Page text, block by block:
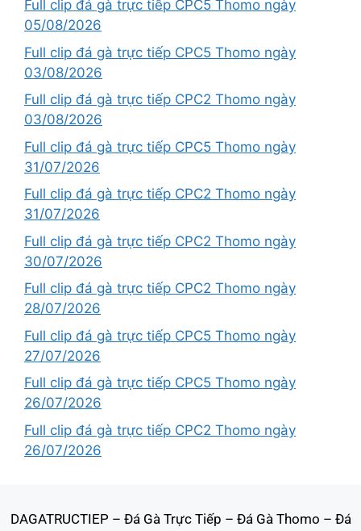
Full clip đá gà trực tiếp CPC5 Thomo ngày
05/08/2026
Full clip đá gà trực tiếp CPC5 Thomo ngày
03/08/2026
Full clip đá gà trực tiếp CPC2 Thomo ngày
03/08/2026
Full clip đá gà trực tiếp CPC5 Thomo ngày
31/07/2026
Full clip đá gà trực tiếp CPC2 Thomo ngày
31/07/2026
Full clip đá gà trực tiếp CPC2 Thomo ngày
30/07/2026
Full clip đá gà trực tiếp CPC2 Thomo ngày
28/07/2026
Full clip đá gà trực tiếp CPC5 Thomo ngày
27/07/2026
Full clip đá gà trực tiếp CPC5 Thomo ngày
26/07/2026
Full clip đá gà trực tiếp CPC2 Thomo ngày
26/07/2026
DAGATRUCTIEP – Đá Gà Trực Tiếp – Đá Gà Thomo – Đá